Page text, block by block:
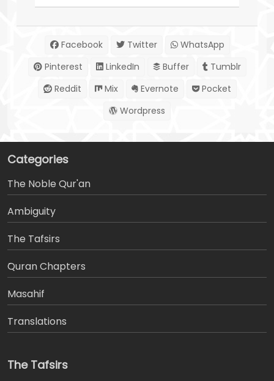
Facebook Twitter
WhatsApp
Pinterest
LinkedIn Buffer
Tumblr
Reddit
Mix Evernote
Pocket
Wordpress
Categories
The Noble Qur'an
Ambiguity
The Tafsirs
َQuran Chapters
Masahif
Translations
The Tafsirs